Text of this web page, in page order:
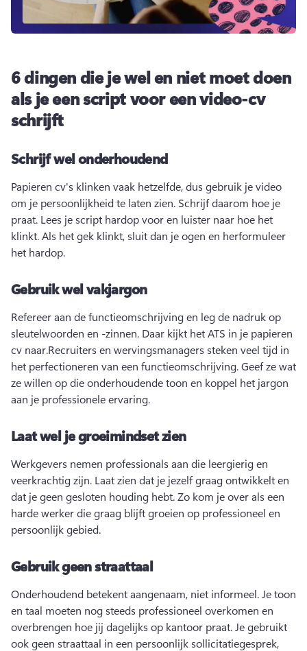
6 dingen die je wel en niet moet doen
als je een script voor een video-cv
schrijft
Schrijf wel onderhoudend
Papieren cv's klinken vaak hetzelfde, dus gebruik je video
om je persoonlijkheid te laten zien. Schrijf daarom hoe je
praat. Lees je script hardop voor en luister naar hoe het
klinkt. Als het gek klinkt, sluit dan je ogen en herformuleer
het hardop.
Gebruik wel vakjargon
Refereer aan de functieomschrijving en leg de nadruk op
sleutelwoorden en -zinnen. Daar kijkt het ATS in je papieren
cv naar.Recruiters en wervingsmanagers steken veel tijd in
het perfectioneren van een functieomschrijving. Geef ze wat
ze willen op die onderhoudende toon en koppel het jargon
aan je professionele ervaring.
Laat wel je groeimindset zien
Werkgevers nemen professionals aan die leergierig en
veerkrachtig zijn. Laat zien dat je jezelf graag ontwikkelt en
dat je geen gesloten houding hebt. Zo kom je over als een
harde werker die graag blijft groeien op professioneel en
persoonlijk gebied.
Gebruik geen straattaal
Onderhoudend betekent aangenaam, niet informeel. Je toon
en taal moeten nog steeds professioneel overkomen en
overbrengen hoe jij dagelijks op kantoor praat. Je gebruikt
ook geen straattaal in een persoonlijk sollicitatiegesprek,